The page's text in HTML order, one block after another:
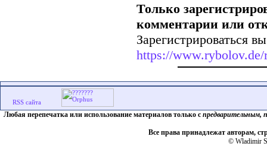
Только
комментарии или
Зарегистрироваться
https://www.rybolov.de/
Любая перепечатка или использование материалов только с предварительным,
Все права принадлежат авторам,
© Wladimir